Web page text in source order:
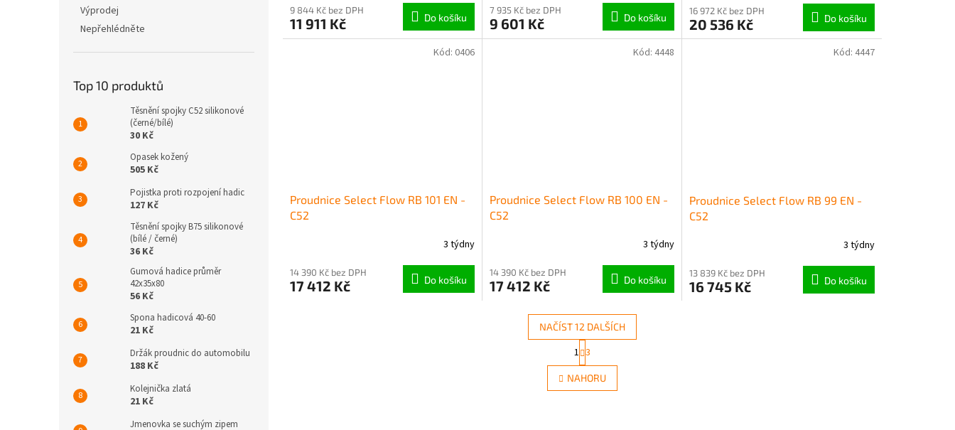
Výprodej
Nepřehlédněte
Top 10 produktů
Těsnění spojky C52 silikonové
(černé/bílé)
30 Kč
Opasek kožený
505 Kč
Pojistka proti rozpojení hadic
127 Kč
Těsnění spojky B75 silikonové
(bílé / černé)
36 Kč
Gumová hadice průměr
42x35x80
56 Kč
Spona hadicová 40-60
21 Kč
Držák proudnic do automobilu
188 Kč
Kolejnička zlatá
21 Kč
Jmenovka se suchým zipem
9 844 Kč bez DPH
11 911 Kč Do košíku
7 935 Kč bez DPH
9 601 Kč Do košíku
16 972 Kč bez DPH
20 536 Kč Do košíku
Proudnice Select Flow RB 101 EN -
C52
3 týdny
14 390 Kč bez DPH
17 412 Kč Do košíku
Kód: 0406
Proudnice Select Flow RB 100 EN -
C52
3 týdny
14 390 Kč bez DPH
17 412 Kč Do košíku
Kód: 4448
Proudnice Select Flow RB 99 EN -
C52
3 týdny
13 839 Kč bez DPH
16 745 Kč Do košíku
Kód: 4447
O
v
l
NAČÍST 12 DALŠÍCH
t
r
á
n
1 3
NAHORU